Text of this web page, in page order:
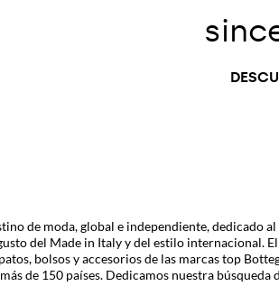
de moda, global e independiente, dedicado
del Made in Italy y del estilo internacional.
bolsos y accesorios de las marcas top
de 150 países. Dedicamos nuestra